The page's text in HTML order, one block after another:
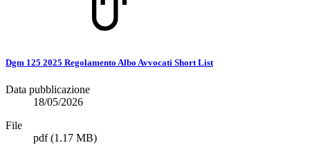
Dgm 125 2025 Regolamento Albo Avvocati Short List
Data pubblicazione
18/05/2026
File
pdf(1.17 MB)